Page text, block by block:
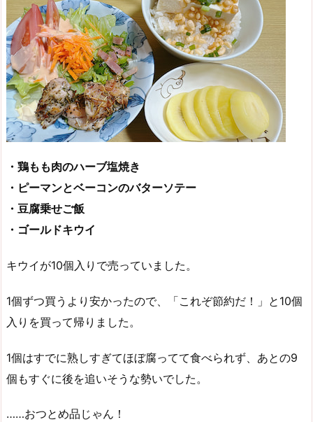
・鶏もも肉のハーブ塩焼き
・ピーマンとベーコンのバターソテー
・豆腐乗せご飯
・ゴールドキウイ
キウイが10個入りで売っていました。
1個ずつ買うより安かったので、「これぞ節約だ！」と10個
入りを買って帰りました。
1個はすでに熟しすぎてほぼ腐ってて食べられず、あとの9
個もすぐに後を追いそうな勢いでした。
……おつとめ品じゃん！